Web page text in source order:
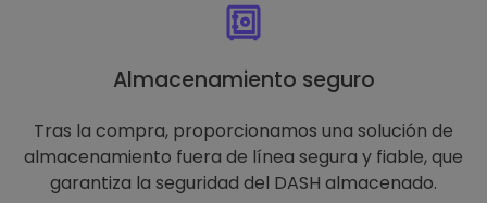
Almacenamiento seguro
Tras la compra, proporcionamos una solución de
almacenamiento fuera de línea segura y fiable, que
garantiza la seguridad del DASH almacenado.